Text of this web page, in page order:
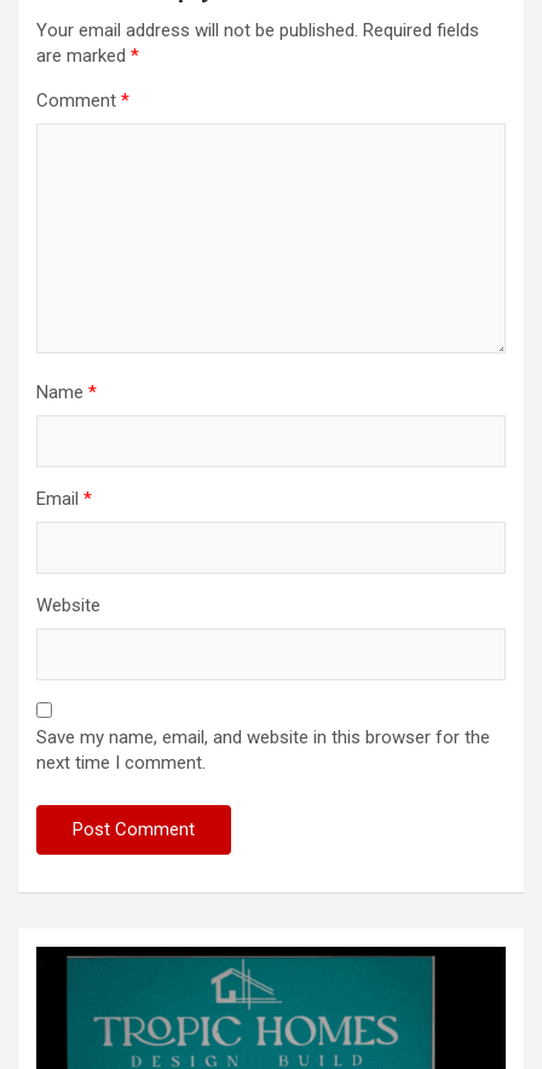
Your email address will not be published. Required fields
are marked *
Comment *
Name *
Email *
Website
Save my name, email, and website in this browser for the
next time I comment.